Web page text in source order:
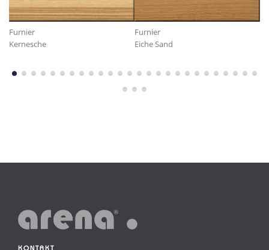
Furnier
Kernesche
Furnier
Eiche Sand
KONTAKT